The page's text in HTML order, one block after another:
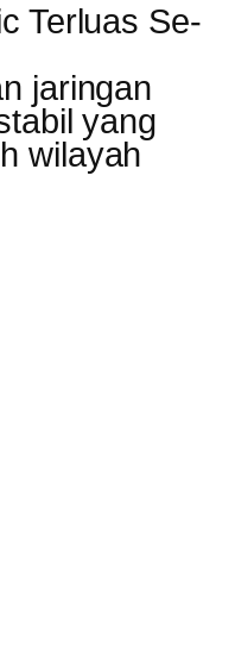
Terluas Se-
jaringan
yang
wilayah